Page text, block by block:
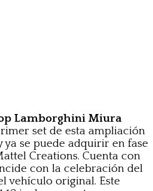
Lamborghini Miura
set de esta ampliación
ya se puede adquirir en fase
Creations. Cuenta con
con la celebración del
vehículo original. Este